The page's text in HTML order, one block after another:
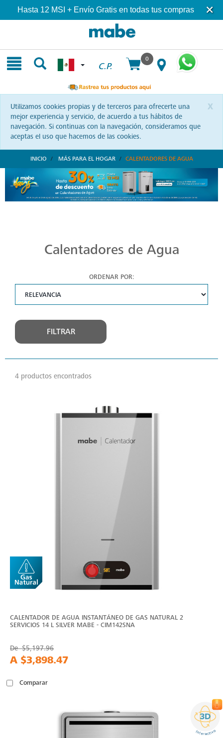
Hasta 12 MSI + Envío Gratis en todas tus compras
C.P.
0
x
Utilizamos cookies propias y de terceros para ofrecerte una
mejor experiencia y servicio, de acuerdo a tus hábitos de
navegación. Si continuas con la navegación, consideramos que
aceptas el uso que hacemos de las cookies.
INICIO MÁS PARA EL HOGAR CALENTADORES DE AGUA
Calentadores de Agua
ORDENAR POR:
FILTRAR
4 productos encontrados
CALENTADOR DE AGUA INSTANTÁNEO DE GAS NATURAL 2
SERVICIOS 14 L SILVER MABE - CIM142SNA
De$5,197.96
A $3,898.47
Comparar